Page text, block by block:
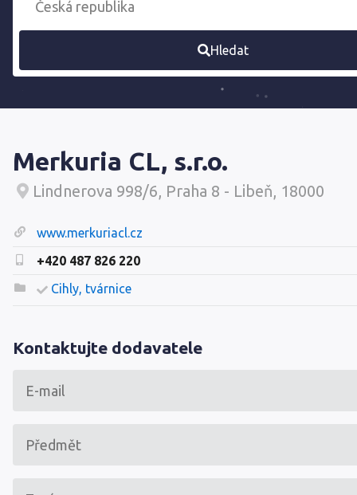
Hledat
Merkuria CL, s.r.o.
Lindnerova 998/6, Praha 8 - Libeň, 18000
www.merkuriacl.cz
+420 487 826 220
Cihly, tvárnice
Kontaktujte dodavatele